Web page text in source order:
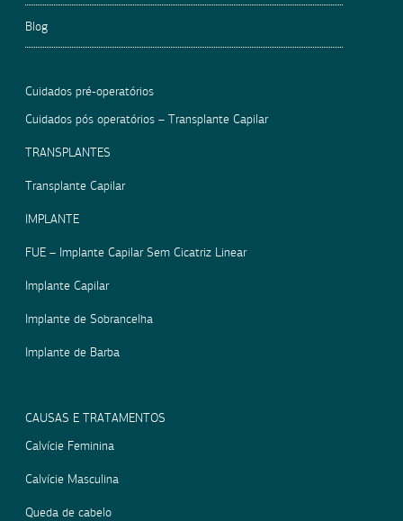
Blog
Cuidados pré-operatórios
Cuidados pós operatórios – Transplante Capilar
TRANSPLANTES
Transplante Capilar
IMPLANTE
FUE – Implante Capilar Sem Cicatriz Linear
Implante Capilar
Implante de Sobrancelha
Implante de Barba
CAUSAS E TRATAMENTOS
Calvície Feminina
Calvície Masculina
Queda de cabelo